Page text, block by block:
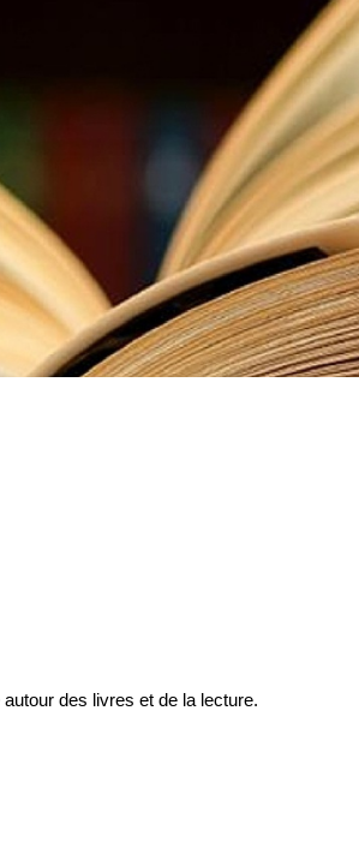
des livres et de la lecture.